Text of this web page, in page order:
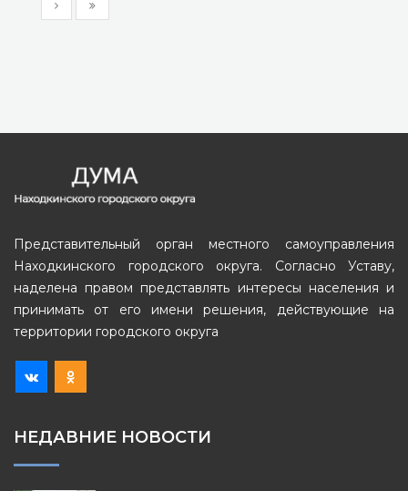
Представительный орган местного самоуправления
Находкинского городского округа. Согласно Уставу,
наделена правом представлять интересы населения и
принимать от его имени решения, действующие на
территории городского округа
НЕДАВНИЕ НОВОСТИ